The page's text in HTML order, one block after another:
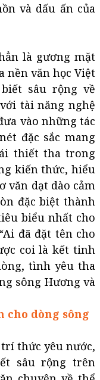
và dấu ấn của
là gương mặt
nền văn học Việt
sâu rộng về
tài năng nghệ
vào những tác
đặc sắc mang
thiết tha trong
kiến thức, hiểu
văn dạt dào cảm
đặc biệt thành
biểu nhất cho
đã đặt tên cho
coi là kết tinh
tình yêu tha
sông Hương và
cho dòng sông
thức yêu nước,
sâu rộng trên